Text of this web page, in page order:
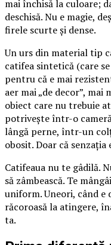
mai închisă la culoare;
deschisă. Nu e magie,
firele scurte și dense.
Un urs din material tip
catifea sintetică (care
pentru că e mai
aer mai „de decor”,
obiect care nu trebuie
potrivește într-o
lângă perne, într-un
obosit. Doar că senzația
Catifeaua nu te gâdilă.
să zâmbească. Te
uniform. Uneori, când e
răcoroasă la atingere,
ta.